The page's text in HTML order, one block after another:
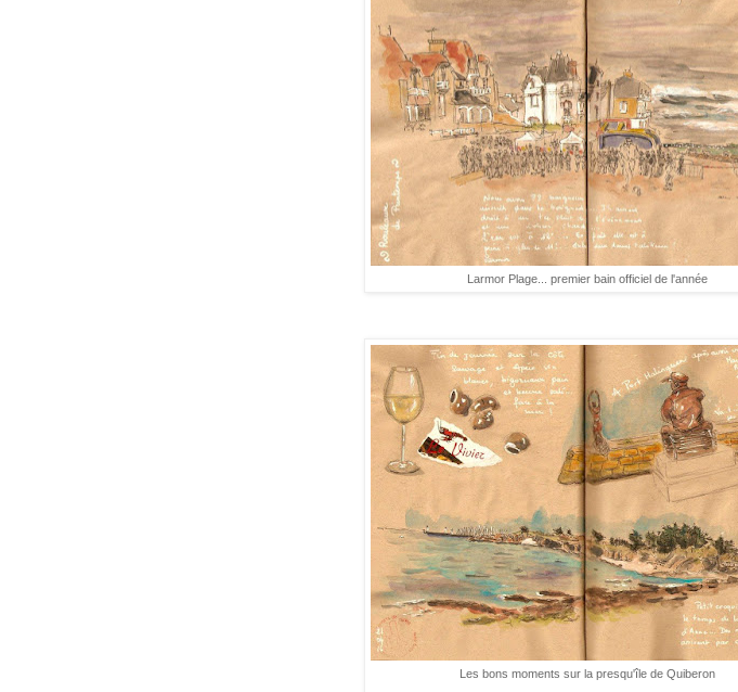
Larmor Plage... premier bain officiel de l'année
Les bons moments sur la presqu'île de Quiberon